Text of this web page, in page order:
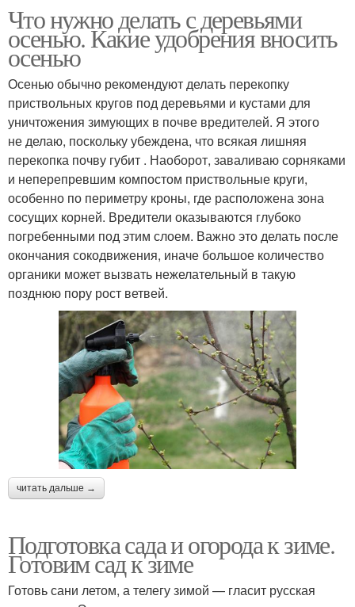
Что нужно делать с деревьями
осенью. Какие удобрения вносить
осенью
Осенью обычно рекомендуют делать перекопку
приствольных кругов под деревьями и кустами для
уничтожения зимующих в почве вредителей. Я этого
не делаю, поскольку убеждена, что всякая лишняя
перекопка почву губит . Наоборот, заваливаю сорняками
и неперепревшим компостом приствольные круги,
особенно по периметру кроны, где расположена зона
сосущих корней. Вредители оказываются глубоко
погребенными под этим слоем. Важно это делать после
окончания сокодвижения, иначе большое количество
органики может вызвать нежелательный в такую
позднюю пору рост ветвей.
читать дальше →
Подготовка сада и огорода к зиме.
Готовим сад к зиме
Готовь сани летом, а телегу зимой — гласит русская